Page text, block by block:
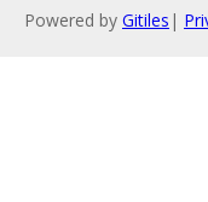
Powered by Gitiles |